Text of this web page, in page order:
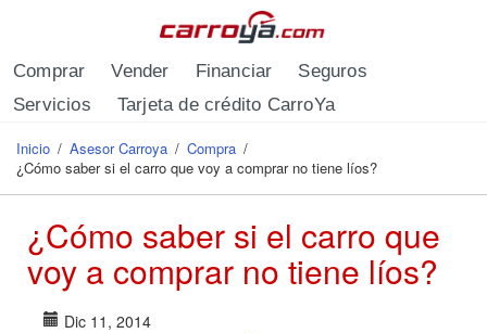
Comprar Vender Financiar
Seguros
Servicios
Tarjeta de crédito CarroYa
Se encuentra usted aquí
Inicio / Asesor Carroya / Compra /
¿Cómo saber si el carro que voy a comprar no tiene líos?
¿Cómo saber si el carro que
voy a comprar no tiene líos?
Dic 11, 2014